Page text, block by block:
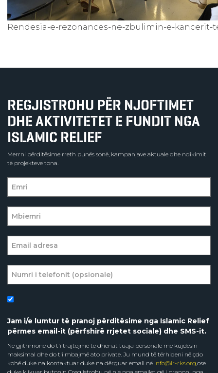
Rendesia-e-rezonances-ne-zbulimin-e-kancerit-
REGJISTROHU PËR NJOFTIMET
DHE AKTIVITETET E FUNDIT NGA
ISLAMIC RELIEF
Merrni përditësime rreth punës sonë, kampanjave aktuale dhe ndikimit
të projekteve tona.
Jam i/e lumtur të pranoj përditësime nga Islamic Relief
përmes email-it (përfshirë rrjetet sociale) dhe SMS-it.
Ne gjithmonë do t'i trajtojmë të dhënat tuaja personale me kujdesin
maksimal dhe do t'i mbajmë ato private. Ju mund të tërhiqeni në çdo
kohë duke na kontaktuar duke na dërguar email në info@ir-rks.org,ose